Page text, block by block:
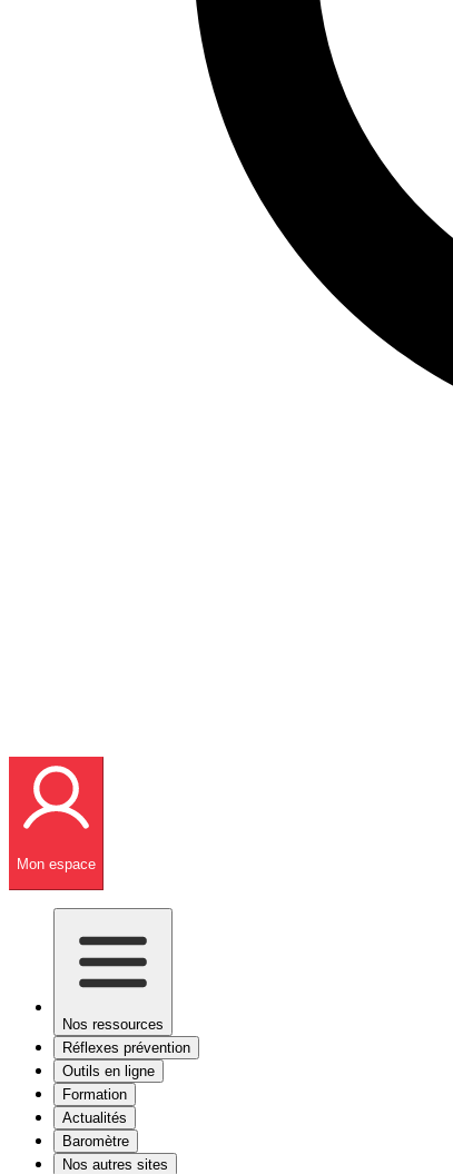
Mon espace
Nos ressources
Réflexes prévention
Outils en ligne
Formation
Actualités
Baromètre
Nos autres sites